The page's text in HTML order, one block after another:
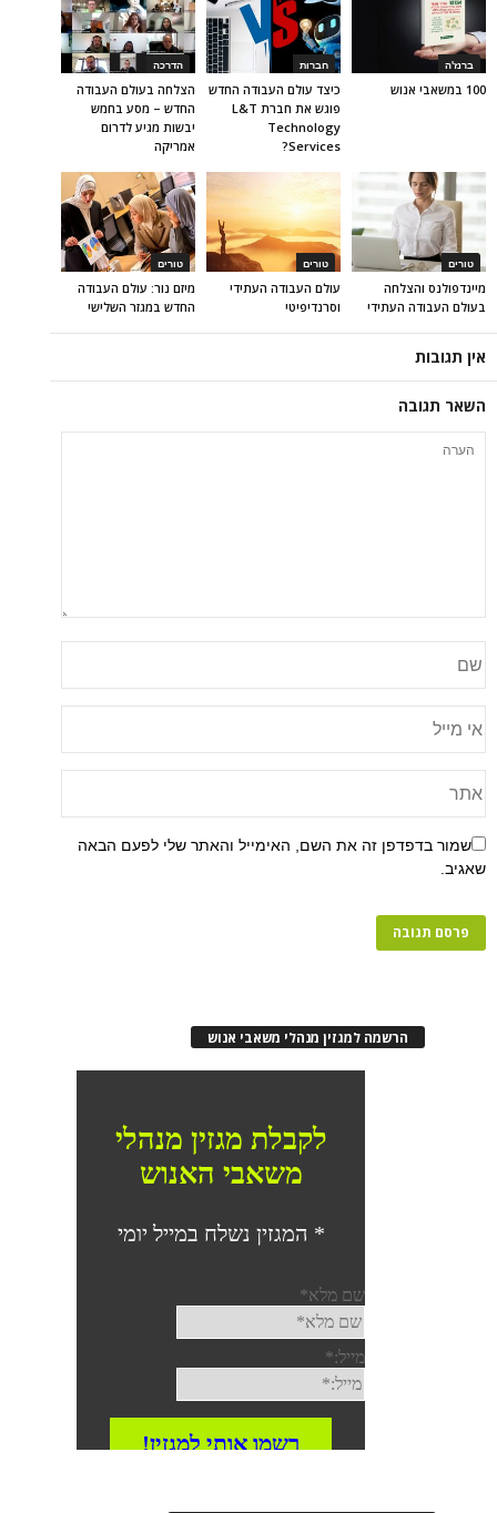
הדרכה
הצלחה בעולם העבודה
החדש – מסע בחמש
יבשות מגיע לדרום
אמריקה
חברות
כיצד עולם העבודה החדש
פוגש את חברת L&T
Technology
Services?
ברנז'ה
100 במשאבי אנוש
טורים
מיזם נור: עולם העבודה
החדש במגזר השלישי
טורים
עולם העבודה העתידי
וסרנדיפיטי
טורים
מיינדפולנס והצלחה
בעולם העבודה העתידי
אין תגובות
השאר תגובה
שמור בדפדפן זה את השם, האימייל והאתר שלי לפעם הבאה
שאגיב.
הרשמה למגזין מנהלי משאבי אנוש